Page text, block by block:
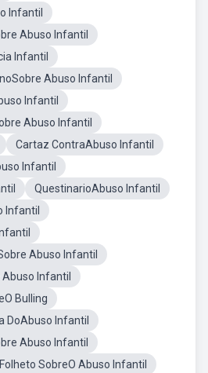
Infantil
Abuso Infantil
Infantil
Abuso Infantil
Infantil
Abuso Infantil
Cartaz ContraAbuso Infantil
Infantil
QuestinarioAbuso Infantil
Infantil
Abuso Infantil
Infantil
Bulling
DoAbuso Infantil
Abuso Infantil
Folheto SobreO Abuso Infantil